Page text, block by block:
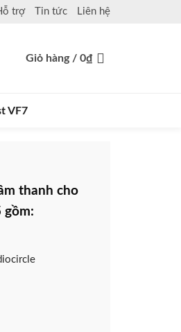
trợ Tin tức Liên hệ
Giỏ hàng / 0₫
VF7
thanh cho
gồm: